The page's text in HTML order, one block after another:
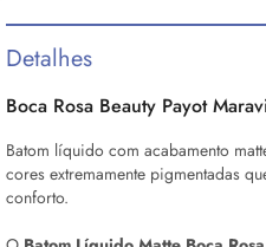
Detalhes
Boca Rosa Beauty Payot
Batom líquido com acabamento
cores extremamente pigmentadas
conforto.